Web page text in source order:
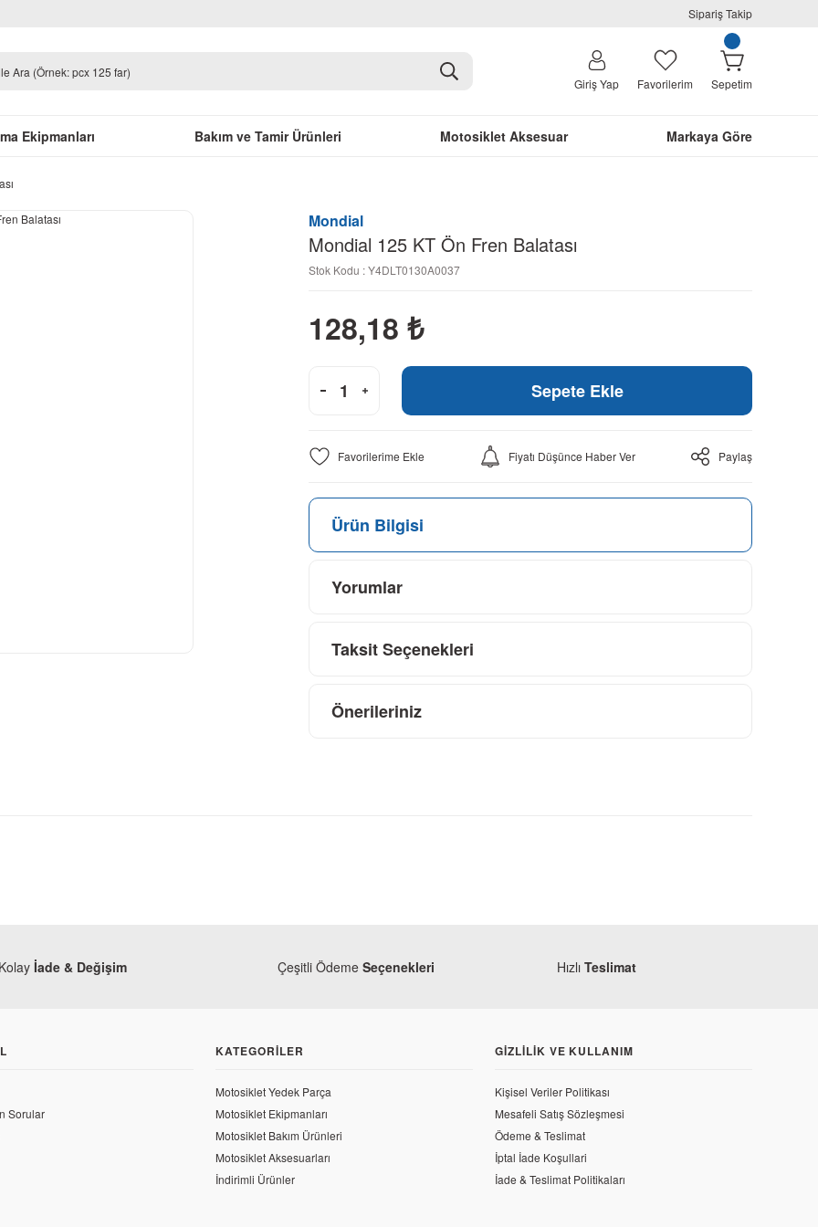
Sipariş Takip
Giriş Yap Favorilerim Sepetim
Ekipmanları Bakım ve Tamir Ürünleri Motosiklet Aksesuar Markaya Göre
Mondial
Mondial 125 KT Ön Fren Balatası
Stok Kodu : Y4DLT0130A0037
128,18 ₺
Sepete Ekle
Fiyatı Düşünce Haber Ver Paylaş
Ürün Bilgisi
Yorumlar
Taksit Seçenekleri
Önerileriniz
Kolay İade & Değişim Çeşitli Ödeme Seçenekleri Hızlı Teslimat
Sorular
KATEGORILER
Motosiklet Yedek Parça
Motosiklet Ekipmanları
Motosiklet Bakım Ürünleri
Motosiklet Aksesuarları
İndirimli Ürünler
GIZLILIK VE KULLANIM
Kişisel Veriler Politikası
Mesafeli Satış Sözleşmesi
Ödeme & Teslimat
İptal İade Koşullari
İade & Teslimat Politikaları